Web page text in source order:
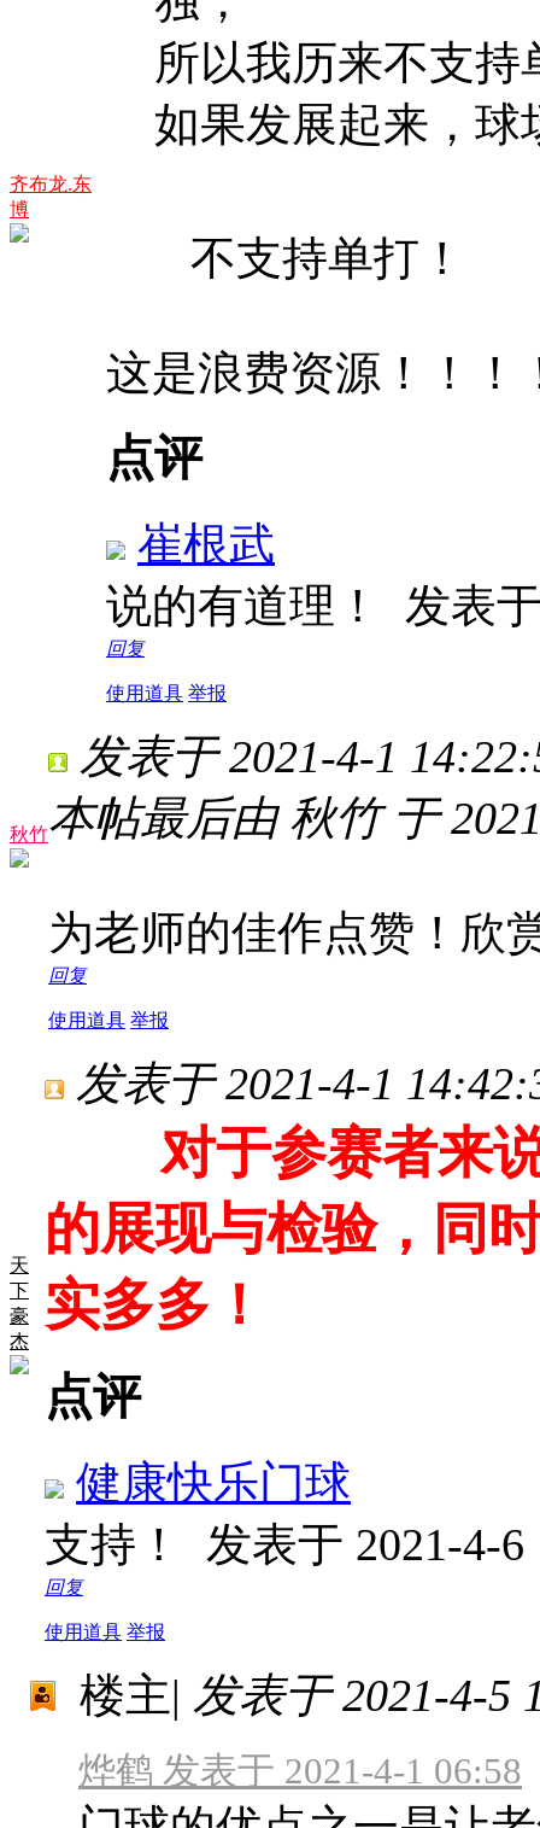
齐布龙.东
博
所以我历来不支持
如果发展起来，球
不支持单打！
这是浪费资源！！！
点评
崔根武
说的有道理！ 发表
回复
使用道具 举报
秋竹
发表于 2021-4-1
本帖最后由 秋竹 于
为老师的佳作点赞！欣
回复
使用道具 举报
天
下
豪
杰
发表于 2021-4-1
对于参赛者来说
的展现与检验，同
实多多！
点评
健康快乐门球
支持！ 发表于 2021-4-6
回复
使用道具 举报
楼主| 发表于 2021-4-5
烨鹤 发表于 2021-4-1 06:58